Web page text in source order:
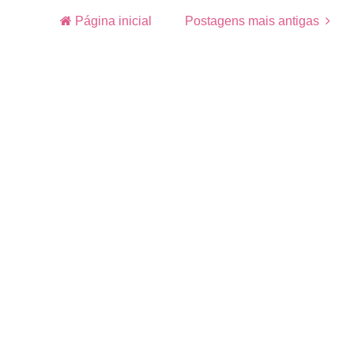
Postagens mais antigas
Página inicial